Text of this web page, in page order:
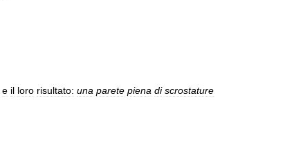
e il loro risultato: una parete piena di scrostature